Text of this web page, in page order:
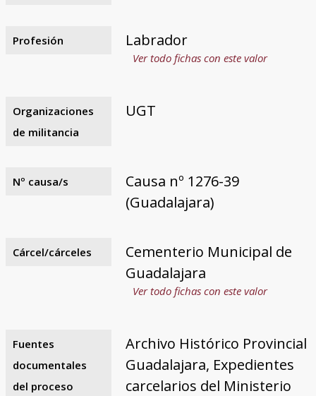
Profesión Labrador
Ver todo fichas con este valor
Organizaciones
de militancia
UGT
Nº causa/s
Causa nº 1276-39
(Guadalajara)
Cárcel/cárceles
Cementerio Municipal de
Guadalajara
Ver todo fichas con este valor
Fuentes
documentales
del proceso
Archivo Histórico Provincial
Guadalajara, Expedientes
carcelarios del Ministerio